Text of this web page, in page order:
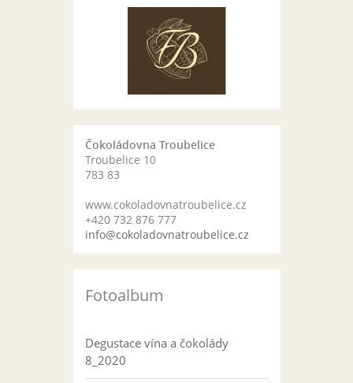
Čokoládovna Troubelice
Troubelice 10
783 83
www.cokoladovnatroubelice.cz
+420 732 876 777
info@cokoladovnatroubelice.cz
Fotoalbum
Degustace vína a čokolády
8_2020